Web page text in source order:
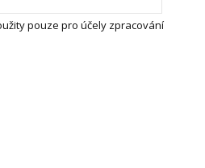
pouze pro účely zpracování